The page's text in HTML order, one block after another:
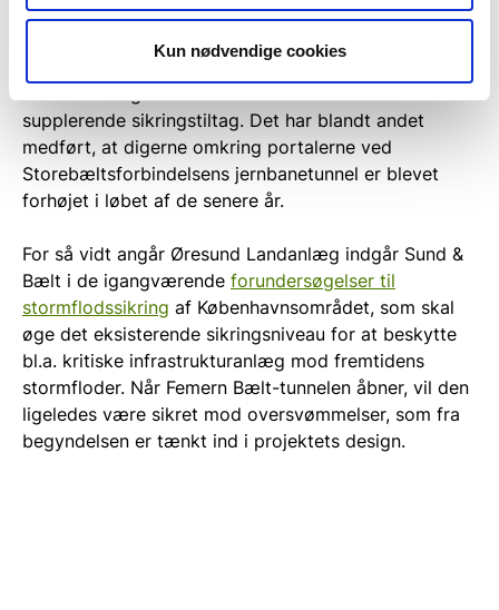
Kun nødvendige cookies
års-hændelse, og Sund & Bælt arbejder for at
fastholde dette niveau i takt med udviklingen.
Der gennemføres jævnligt klimarisikoanalyser for de
supplerende sikringstiltag. Det har blandt andet
medført, at digerne omkring portalerne ved
Storebæltsforbindelsens jernbanetunnel er blevet
forhøjet i løbet af de senere år.
For så vidt angår Øresund Landanlæg indgår Sund &
Bælt i de igangværende forundersøgelser til
stormflodssikring af Københavnsområdet, som skal
øge det eksisterende sikringsniveau for at beskytte
bl.a. kritiske infrastrukturanlæg mod fremtidens
stormfloder. Når Femern Bælt-tunnelen åbner, vil den
ligeledes være sikret mod oversvømmelser, som fra
begyndelsen er tænkt ind i projektets design.